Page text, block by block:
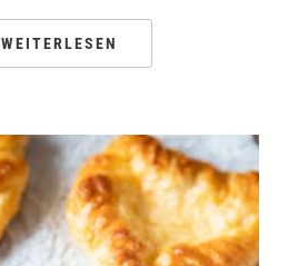
WEITERLESEN